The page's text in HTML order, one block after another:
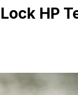
HP